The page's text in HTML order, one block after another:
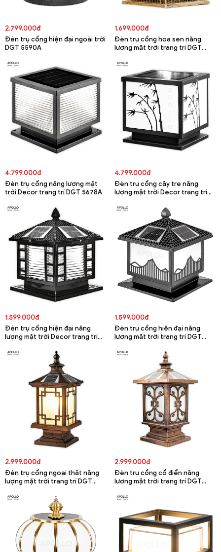
2.799.000đ
Đèn trụ cổng hiện đại ngoài trời
DGT 5590A
1.699.000đ
Đèn trụ cổng hoa sen năng
lương mặt trời trang trí DGT
4.799.000đ
Đèn trụ cổng năng lượng mặt
trời Decor trang trí DGT 5678A
4.799.000đ
Đèn trụ cổng cây tre năng
lượng mặt trời Decor trang trí
1.599.000đ
Đèn trụ cổng hiện đại năng
lượng mặt trời Decor trang trí
1.599.000đ
Đèn trụ cổng hiện đại năng
lượng mặt trời trang trí DGT
2.999.000đ
Đèn trụ cổng ngoại thất năng
lượng mặt trời trang trí DGT
2.999.000đ
Đèn trụ cổng cổ điển năng
lượng mặt trời trang trí DGT